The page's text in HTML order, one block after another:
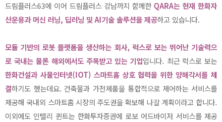
드림플러스63에 이어 드림플러스 강남까지 함께한QARA는 현재 한화자
산운용과 머신 러닝, 딥러닝 및 AI기술 솔루션을 제공하고 있습니다.
모듈 기반의 로봇 플랫폼을 생산하는 회사, 럭스로 보는 뛰어난 기술력으
로 국내는 물론 해외에서도 주목받고 있는 기업입니다. 최근 럭스로 보는
한화건설과 사물인터넷(IOT) 스마트홈 상호 협력을 위한 양해각서를 체
결하기도 했는데요. 건축물과 가전제품을 통합적으로 제어하는 서비스를
제공해 국내외 스마트홈 시장의 주도권을 확보해 나갈 계획이라고 합니다.
이외에도 인텔리 퀸트는 한화투자증권에 로보 어드바이저 서비스를 제공